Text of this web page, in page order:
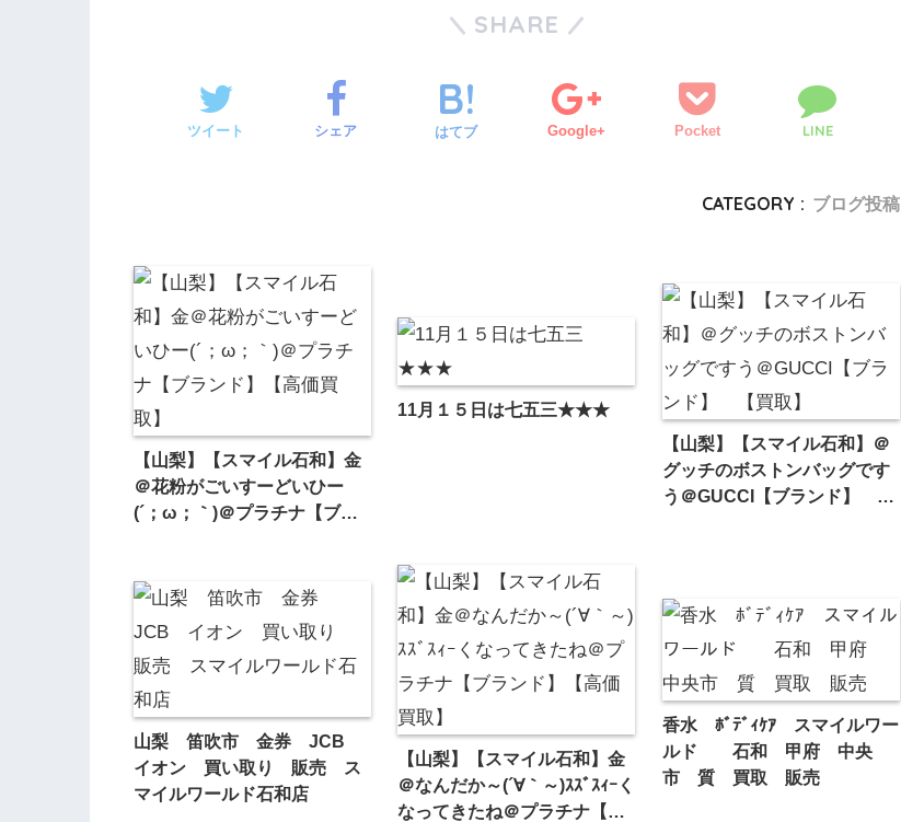
SHARE
ツイート シェア はてブ Google+ Pocket LINE
CATEGORY : ブログ投稿
【山梨】【スマイル石和】金
＠花粉がごいすーどいひー
(´；ω；｀)＠プラチナ【ブラ
11月１５日は七五三★★★
【山梨】【スマイル石和】＠
グッチのボストンバッグです
う＠GUCCI【ブランド】
山梨 笛吹市 金券 JCB
イオン 買い取り 販売 ス
マイルワールド石和店
【山梨】【スマイル石和】金
＠なんだか～(´∀｀～)ｽｽﾞｽｨｰく
なってきたね＠プラチナ【ブ
香水 ﾎﾞﾃﾞｨｹｱ スマイルワー
ルド 石和 甲府 中央
市 質 買取 販売